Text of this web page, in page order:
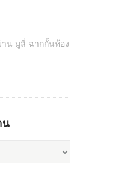
น มูลี่ ฉากกั้นห้อง
น